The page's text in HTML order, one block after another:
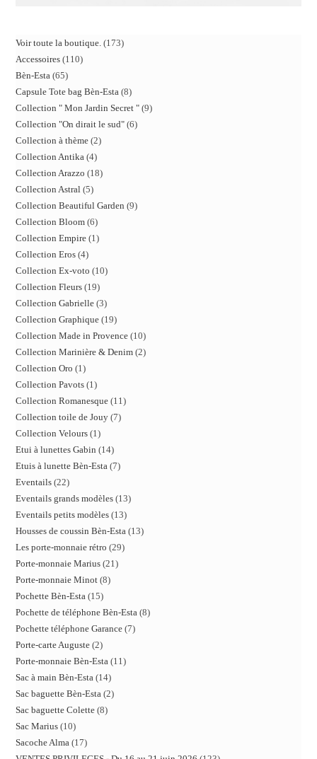
Voir toute la boutique. 173
Accessoires 110
Bèn-Esta 65
Capsule Tote bag Bèn-Esta 8
Collection " Mon Jardin Secret " 9
Collection "On dirait le sud" 6
Collection à thème 2
Collection Antika 4
Collection Arazzo 18
Collection Astral 5
Collection Beautiful Garden 9
Collection Bloom 6
Collection Empire 1
Collection Eros 4
Collection Ex-voto 10
Collection Fleurs 19
Collection Gabrielle 3
Collection Graphique 19
Collection Made in Provence 10
Collection Marinière & Denim 2
Collection Oro 1
Collection Pavots 1
Collection Romanesque 11
Collection toile de Jouy 7
Collection Velours 1
Etui à lunettes Gabin 14
Etuis à lunette Bèn-Esta 7
Eventails 22
Eventails grands modèles 13
Eventails petits modèles 13
Housses de coussin Bèn-Esta 13
Les porte-monnaie rétro 29
Porte-monnaie Marius 21
Porte-monnaie Minot 8
Pochette Bèn-Esta 15
Pochette de téléphone Bèn-Esta 8
Pochette téléphone Garance 7
Porte-carte Auguste 2
Porte-monnaie Bèn-Esta 11
Sac à main Bèn-Esta 14
Sac baguette Bèn-Esta 2
Sac baguette Colette 8
Sac Marius 10
Sacoche Alma 17